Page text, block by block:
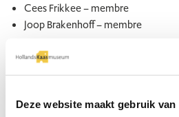
Deze website maakt gebruik van
Cees Frikkee – membre
Joop Brakenhoff – membre
Rémunération
Aux termes des statuts de la
travail et n’ont droit qu’au